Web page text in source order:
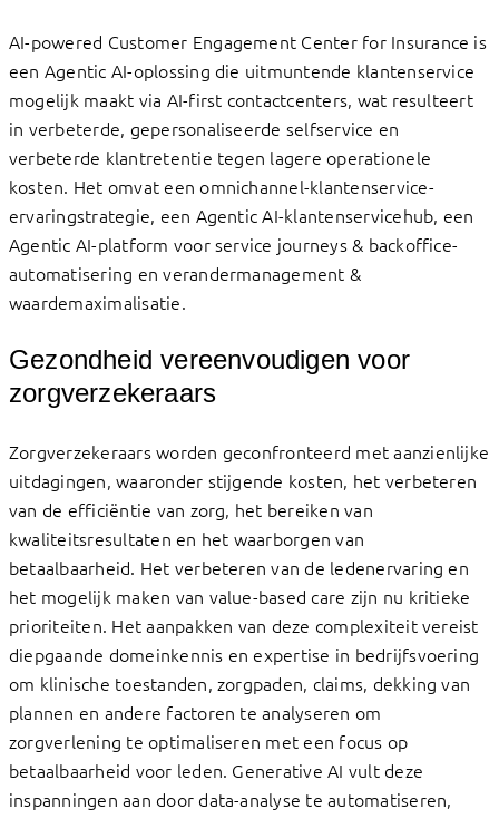
AI-powered Customer Engagement Center for Insurance is
een Agentic AI-oplossing die uitmuntende klantenservice
mogelijk maakt via AI-first contactcenters, wat resulteert
in verbeterde, gepersonaliseerde selfservice en
verbeterde klantretentie tegen lagere operationele
kosten. Het omvat een omnichannel-klantenservice-
ervaringstrategie, een Agentic AI-klantenservicehub, een
Agentic AI-platform voor service journeys & backoffice-
automatisering en verandermanagement &
waardemaximalisatie.
Gezondheid vereenvoudigen voor
zorgverzekeraars
Zorgverzekeraars worden geconfronteerd met aanzienlijke
uitdagingen, waaronder stijgende kosten, het verbeteren
van de efficiëntie van zorg, het bereiken van
kwaliteitsresultaten en het waarborgen van
betaalbaarheid. Het verbeteren van de ledenervaring en
het mogelijk maken van value-based care zijn nu kritieke
prioriteiten. Het aanpakken van deze complexiteit vereist
diepgaande domeinkennis en expertise in bedrijfsvoering
om klinische toestanden, zorgpaden, claims, dekking van
plannen en andere factoren te analyseren om
zorgverlening te optimaliseren met een focus op
betaalbaarheid voor leden. Generative AI vult deze
inspanningen aan door data-analyse te automatiseren,